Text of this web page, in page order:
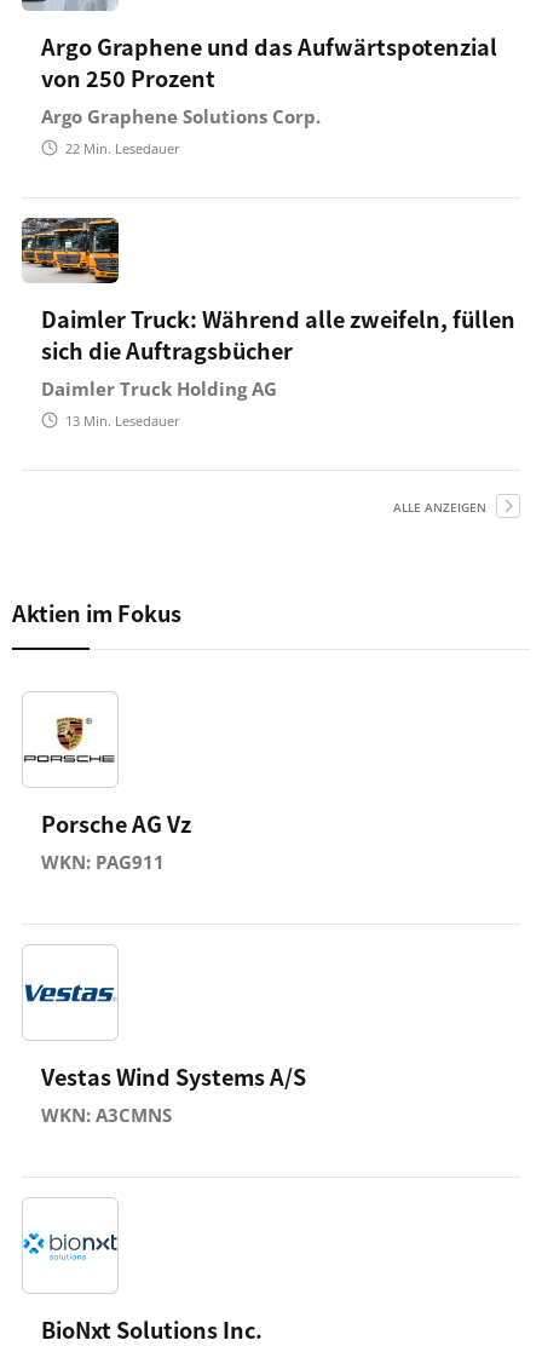
Argo Graphene und das Aufwärtspotenzial
von 250 Prozent
Argo Graphene Solutions Corp.
22 Min. Lesedauer
Daimler Truck: Während alle zweifeln, füllen
sich die Auftragsbücher
Daimler Truck Holding AG
13 Min. Lesedauer
ALLE ANZEIGEN
Aktien im Fokus
Porsche AG Vz
WKN: PAG911
Vestas Wind Systems A/S
WKN: A3CMNS
BioNxt Solutions Inc.